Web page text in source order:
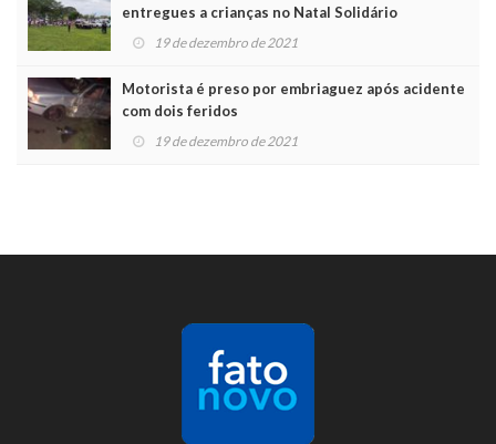
entregues a crianças no Natal Solidário
19 de dezembro de 2021
Motorista é preso por embriaguez após acidente
com dois feridos
19 de dezembro de 2021